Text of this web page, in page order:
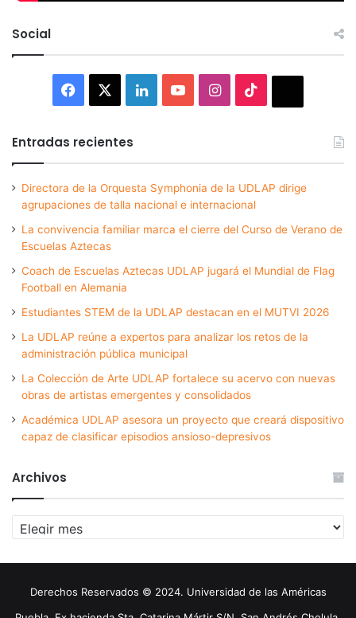
Social
Facebook LinkedInYouTubeInstagram
Entradas recientes
Directora de la Orquesta Symphonia de la UDLAP dirige
agrupaciones de talla nacional e internacional
La convivencia familiar marca el cierre del Curso de Verano de
Escuelas Aztecas
Coach de Escuelas Aztecas UDLAP jugará el Mundial de Flag
Football en Alemania
Estudiantes STEM de la UDLAP destacan en el MUTVI 2026
La UDLAP reúne a expertos para analizar los retos de la
administración pública municipal
La Colección de Arte UDLAP fortalece su acervo con nuevas
obras de artistas emergentes y consolidados
Académica UDLAP asesora un proyecto que creará dispositivo
capaz de clasificar episodios ansioso-depresivos
Archivos
Archivos
Derechos Reservados © 2024. Universidad de las Américas